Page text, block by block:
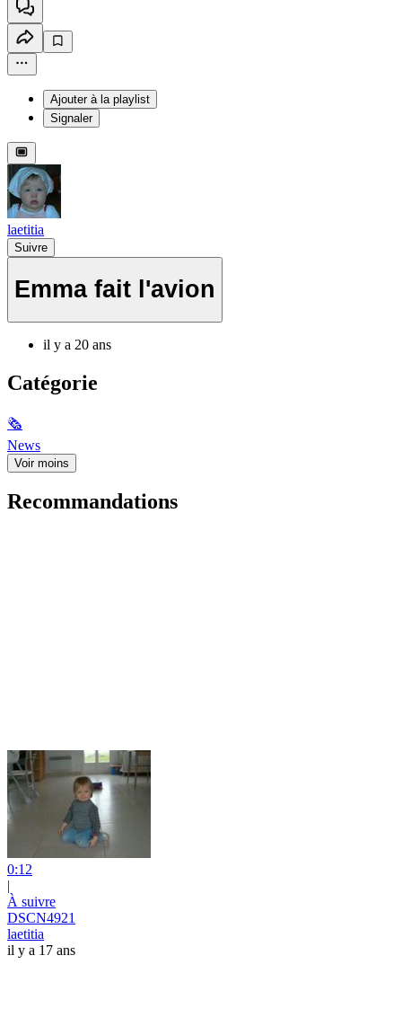
Ajouter à la playlist
Signaler
laetitia
Suivre
Emma fait l'avion
il y a 20 ans
Catégorie
🗞
News
Voir moins
Recommandations
0:12
|
À suivre
DSCN4921
laetitia
il y a 17 ans